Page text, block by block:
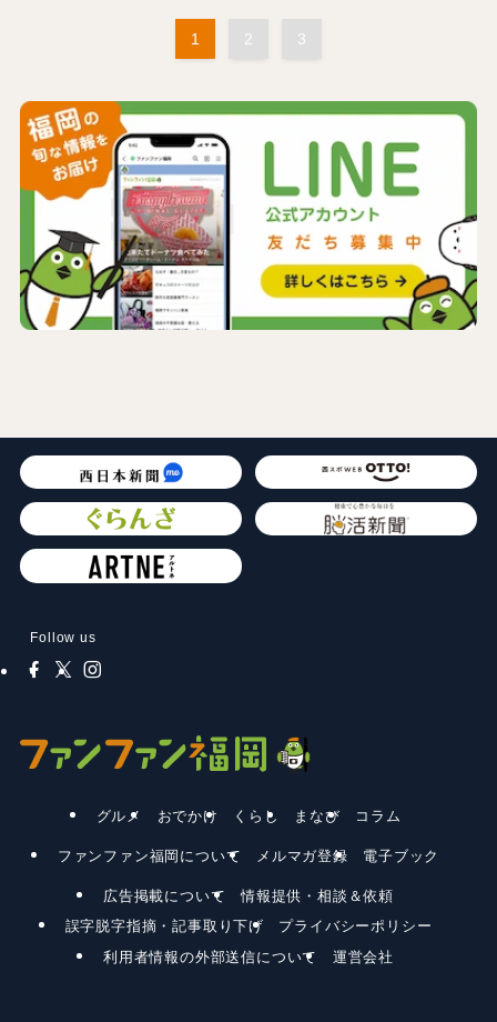
1 2 3
Follow us
グルメ おでかけ くらし まなび コラム
ファンファン福岡について メルマガ登録 電子ブック
広告掲載について
情報提供・相談＆依頼
誤字脱字指摘・記事取り下げ
プライバシーポリシー
利用者情報の外部送信について
運営会社